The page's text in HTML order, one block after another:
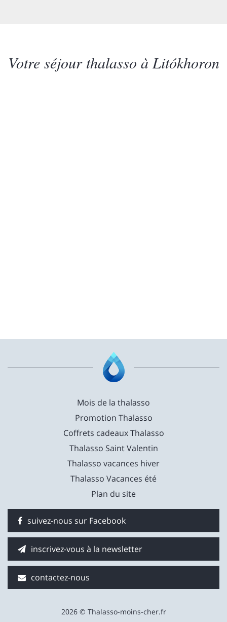
Votre séjour thalasso à Litókhoron
Mois de la thalasso
Promotion Thalasso
Coffrets cadeaux Thalasso
Thalasso Saint Valentin
Thalasso vacances hiver
Thalasso Vacances été
Plan du site
suivez-nous sur Facebook
inscrivez-vous à la newsletter
contactez-nous
2026 © Thalasso-moins-cher.fr